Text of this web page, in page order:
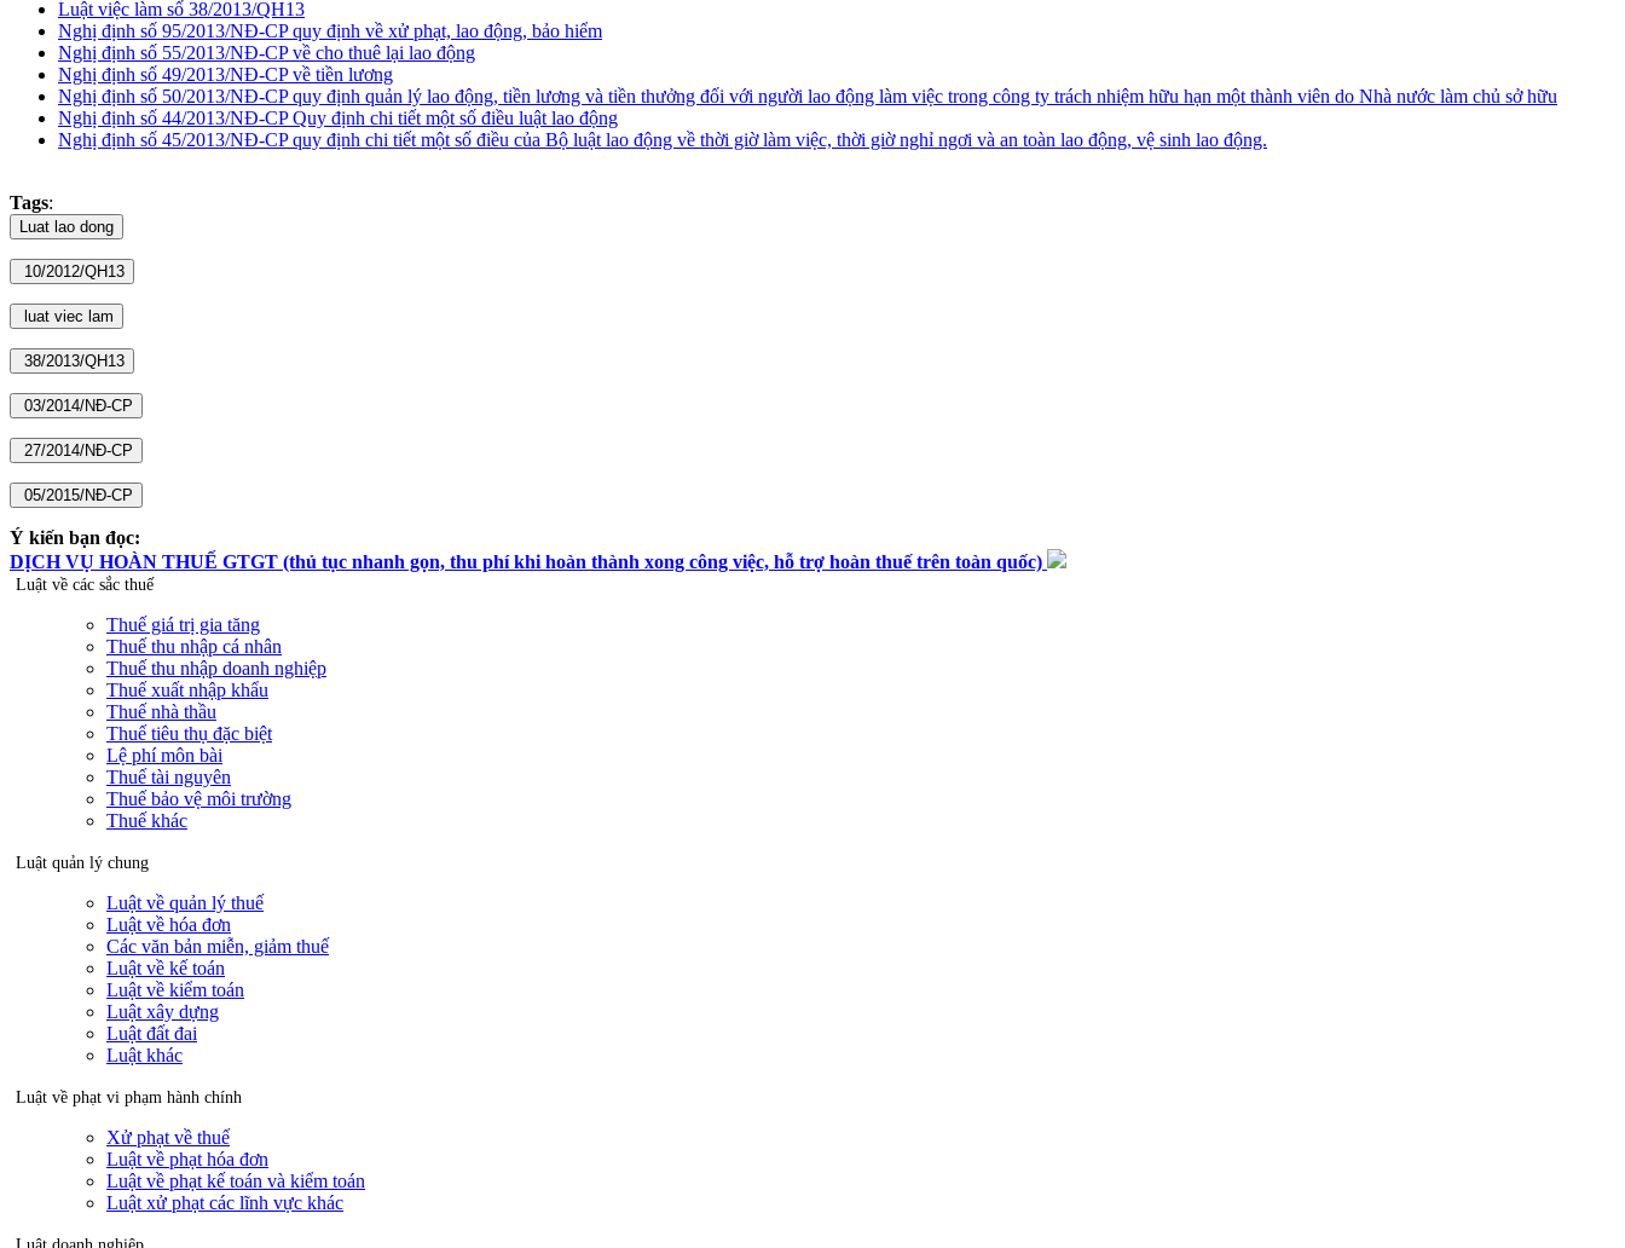
Luật việc làm số 38/2013/QH13
Nghị định số 95/2013/NĐ-CP quy định về xử phạt, lao động, bảo hiểm
Nghị định số 55/2013/NĐ-CP về cho thuê lại lao động
Nghị định số 49/2013/NĐ-CP về tiền lương
Nghị định số 50/2013/NĐ-CP quy định quản lý lao động, tiền lương và tiền thưởng đối với người lao động làm việc trong công ty trách nhiệm hữu hạn một thành viên do Nhà nước làm chủ sở hữu
Nghị định số 44/2013/NĐ-CP Quy định chi tiết một số điều luật lao động
Nghị định số 45/2013/NĐ-CP quy định chi tiết một số điều của Bộ luật lao động về thời giờ làm việc, thời giờ nghỉ ngơi và an toàn lao động, vệ sinh lao động.
Tags:
Ý kiến bạn đọc:
DỊCH VỤ HOÀN THUẾ GTGT (thủ tục nhanh gọn, thu phí khi hoàn thành xong công việc, hỗ trợ hoàn thuế trên toàn quốc)
Luật về các sắc thuế
Thuế giá trị gia tăng
Thuế thu nhập cá nhân
Thuế thu nhập doanh nghiệp
Thuế xuất nhập khẩu
Thuế nhà thầu
Thuế tiêu thụ đặc biệt
Lệ phí môn bài
Thuế tài nguyên
Thuế bảo vệ môi trường
Thuế khác
Luật quản lý chung
Luật về quản lý thuế
Luật về hóa đơn
Các văn bản miễn, giảm thuế
Luật về kế toán
Luật về kiểm toán
Luật xây dựng
Luật đất đai
Luật khác
Luật về phạt vi phạm hành chính
Xử phạt về thuế
Luật về phạt hóa đơn
Luật về phạt kế toán và kiểm toán
Luật xử phạt các lĩnh vực khác